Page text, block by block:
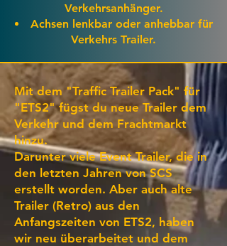
Verkehrsanhänger.
Achsen lenkbar oder anhebbar für
Verkehrs Trailer.
Mit dem "Traffic Trailer Pack" für
"ETS2" fügst du neue Trailer dem
Verkehr und dem Frachtmarkt
hinzu.
Darunter viele Event Trailer, die in
den letzten Jahren von SCS
erstellt worden. Aber auch alte
Trailer (Retro) aus den
Anfangszeiten von ETS2, haben
wir neu überarbeitet und dem